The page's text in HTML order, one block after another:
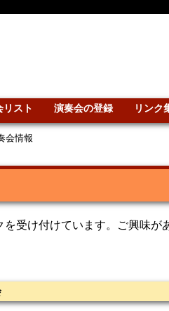
リスト 演奏会の登録 リンク
会情報
受け付けています。ご興味が